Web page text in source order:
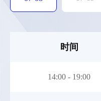
时间
14:00 - 19:00